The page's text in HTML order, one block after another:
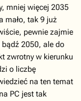
mniej więcej 2035
mało, tak 9 już
pewnie zajmie
bądź 2050, ale do
zwrotny w kierunku
o liczbę
na ten temat
PC jest tak